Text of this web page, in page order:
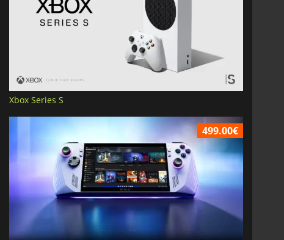
Xbox Series S
499.00€